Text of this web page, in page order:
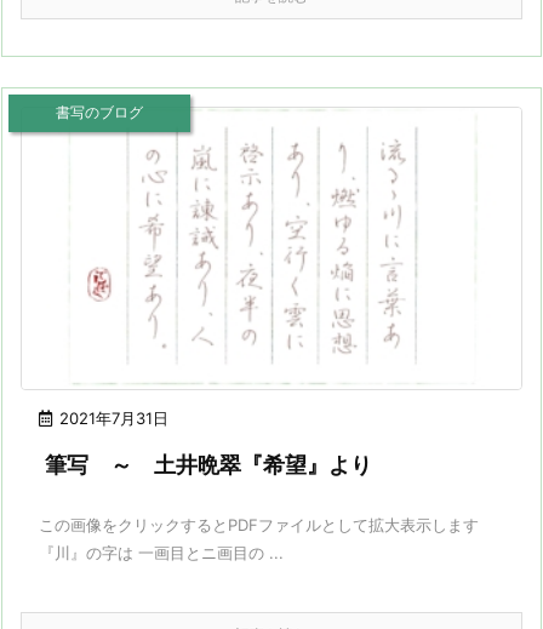
2021年7月31日
書写のブログ
筆写 ～ 土井晩翠『希望』より
この画像をクリックするとPDFファイルとして拡大表示します
『川』の字は 一画目とニ画目の ...